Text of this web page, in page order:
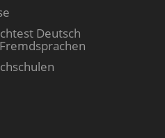
Deutsch